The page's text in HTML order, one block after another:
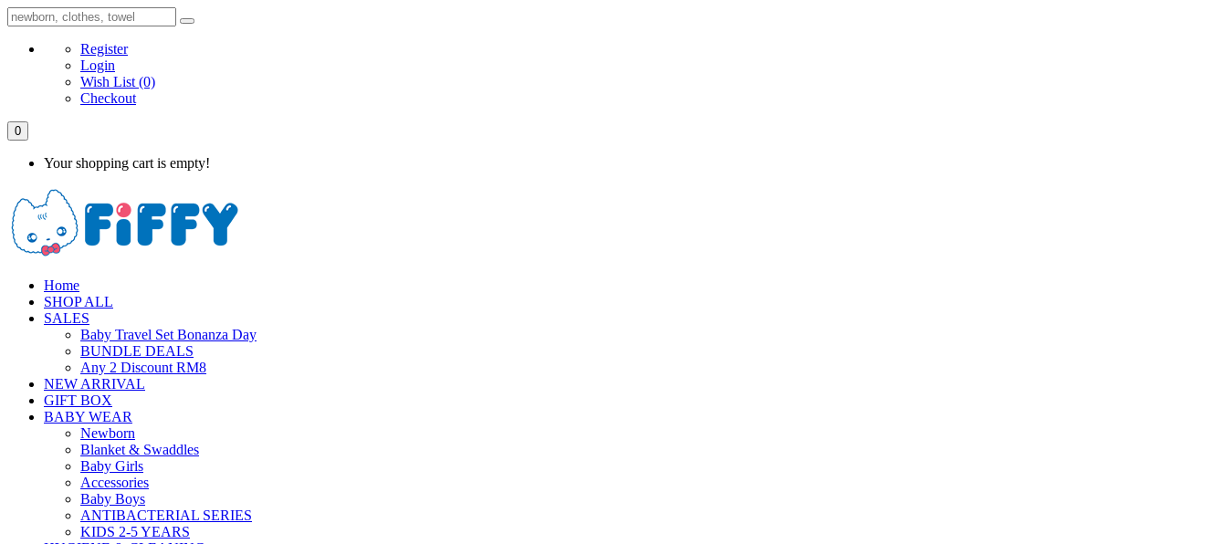
Register
Login
Wish List (0)
Checkout
0
Your shopping cart is empty!
Home
SHOP ALL
SALES
Baby Travel Set Bonanza Day
BUNDLE DEALS
Any 2 Discount RM8
NEW ARRIVAL
GIFT BOX
BABY WEAR
Newborn
Blanket & Swaddles
Baby Girls
Accessories
Baby Boys
ANTIBACTERIAL SERIES
KIDS 2-5 YEARS